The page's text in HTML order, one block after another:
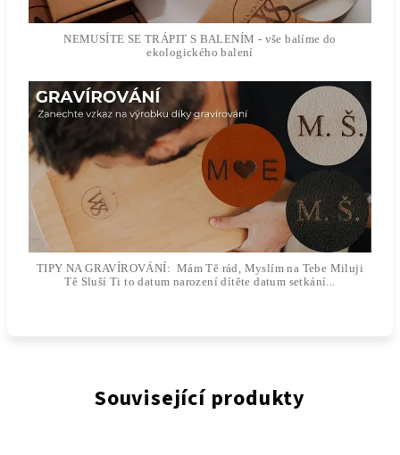
NEMUSÍTE SE TRÁPIT S BALENÍM - vše balíme do
ekologického balení
TIPY NA GRAVÍROVÁNÍ: Mám Tě rád, Myslím na Tebe Miluji
Tě Sluší Ti to datum narození dítěte datum setkání...
Související produkty